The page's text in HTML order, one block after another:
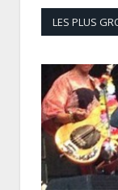
LES PLUS